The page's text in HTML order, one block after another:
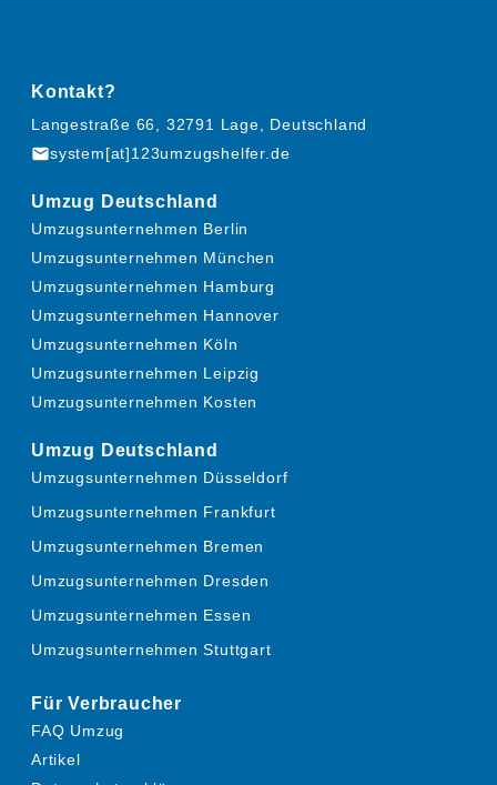
Kontakt?
Langestraße 66, 32791 Lage, Deutschland
mailsystem[at]123umzugshelfer.de
Umzug Deutschland
Umzugsunternehmen Berlin
Umzugsunternehmen München
Umzugsunternehmen Hamburg
Umzugsunternehmen Hannover
Umzugsunternehmen Köln
Umzugsunternehmen Leipzig
Umzugsunternehmen Kosten
Umzug Deutschland
Umzugsunternehmen Düsseldorf
Umzugsunternehmen Frankfurt
Umzugsunternehmen Bremen
Umzugsunternehmen Dresden
Umzugsunternehmen Essen
Umzugsunternehmen Stuttgart
Für Verbraucher
FAQ Umzug
Artikel